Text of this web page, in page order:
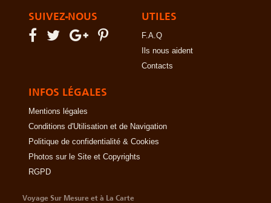
SUIVEZ-NOUS UTILES
F.A.Q
Ils nous aident
Contacts
INFOS LÉGALES
Mentions légales
Conditions d'Utilisation et de Navigation
Politique de confidentialité & Cookies
Photos sur le Site et Copyrights
RGPD
Voyage Sur Mesure et à La Carte